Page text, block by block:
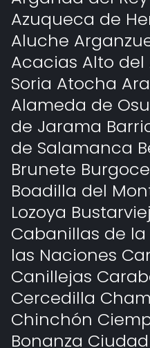
Azuqueca de
Aluche
Acacias Alto
Soria Atocha
Alameda de
de Jarama
de Salamanca
Brunete
Boadilla del
Lozoya
Cabanillas de
las Naciones
Canillejas
Cercedilla
Chinchón
Bonanza